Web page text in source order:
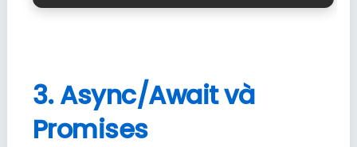
3. Async/Await và
Promises